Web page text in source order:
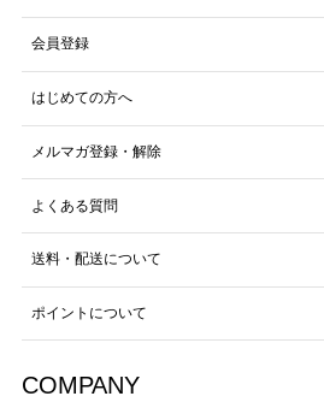
会員登録
はじめての方へ
メルマガ登録・解除
よくある質問
送料・配送について
ポイントについて
COMPANY